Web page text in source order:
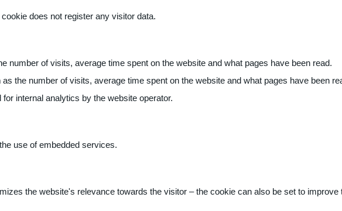
does not register any visitor data.
of visits, average time spent on the website and what pages have been read.
the number of visits, average time spent on the website and what pages have been
internal analytics by the website operator.
use of embedded services.
the website's relevance towards the visitor – the cookie can also be set to